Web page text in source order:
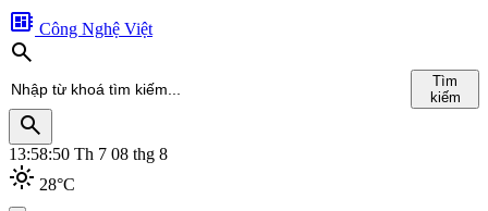
developer_board Công Nghệ Việt
search
Tìm
kiếm
search
13:58:51 Th 7 08 thg 8
light_mode 28°C